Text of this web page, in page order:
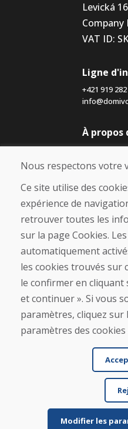
Levická
Company
VAT ID:
Ligne
+421 919
À propos
Blog
À propos de
Contact
Achat
Boutique
Expédition
Procédure
Politique de
Politique
Gestion des
© DOMIVOSPORT
Nous respectons votre
Ce site utilise des
expérience de
retrouver toutes les
sur la page Cookies.
automatiquement
les cookies trouvés sur
le confirmer en
et continuer ». Si vous
paramètres, cliquez
paramètres des cookies
Modifier les